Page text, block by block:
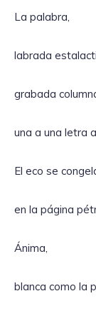
La palabra,
labrada
grabada
una a una letra
El eco se
en la página
Ánima,
blanca como la